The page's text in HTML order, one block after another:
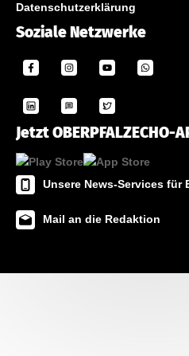
Datenschutzerklärung
Soziale Netzwerke
Jetzt
Unsere News-Services für
Mail an die Redaktion